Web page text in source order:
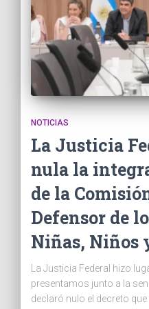
NOTICIAS
La Justicia
nula la
de la
Defensor de
Niñas, Niños
La Justicia Federal hizo
presentamos junto a la
declaró nulo el decreto